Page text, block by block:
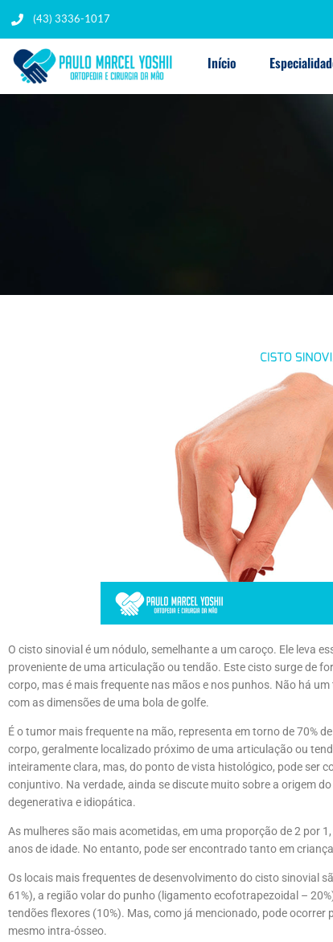
(43) 3336-1017
Início
O cisto sinovial é um nódulo, semelhante a um caroço. Ele leva
proveniente de uma articulação ou tendão. Este cisto surge de
corpo, mas é mais frequente nas mãos e nos punhos. Não há
com as dimensões de uma bola de golfe.
É o tumor mais frequente na mão, representa em torno de 70%
corpo, geralmente localizado próximo de uma articulação ou
inteiramente clara, mas, do ponto de vista histológico, pode ser
conjuntivo. Na verdade, ainda se discute muito sobre a origem
degenerativa e idiopática.
As mulheres são mais acometidas, em uma proporção de 2 por
anos de idade. No entanto, pode ser encontrado tanto em
Os locais mais frequentes de desenvolvimento do cisto sinovial
61%), a região volar do punho (ligamento ecofotrapezoidal –
tendões flexores (10%). Mas, como já mencionado, pode
mesmo intra-ósseo.